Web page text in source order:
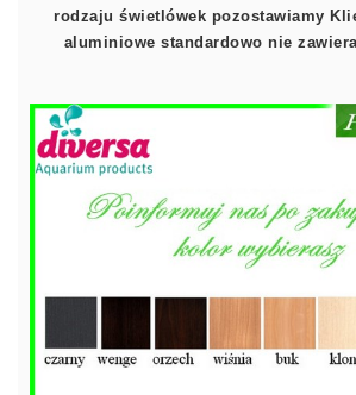
rodzaju świetlówek pozostawiamy
aluminiowe standardowo nie